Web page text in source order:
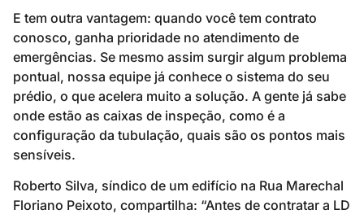
E tem outra vantagem: quando você tem contrato
conosco, ganha prioridade no atendimento de
emergências. Se mesmo assim surgir algum problema
pontual, nossa equipe já conhece o sistema do seu
prédio, o que acelera muito a solução. A gente já sabe
onde estão as caixas de inspeção, como é a
configuração da tubulação, quais são os pontos mais
sensíveis.
Roberto Silva, síndico de um edifício na Rua Marechal
Floriano Peixoto, compartilha: “Antes de contratar a LD